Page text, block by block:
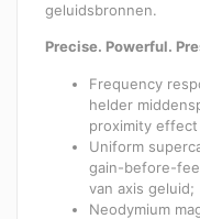
geluidsbronnen.
Precise. Powerful.
Frequency
helder
proximity
Uniform
gain-before-
van axis geluid;
Neodymium